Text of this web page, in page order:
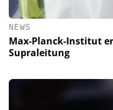
NEWS
Max-Planck-Institut
Supraleitung